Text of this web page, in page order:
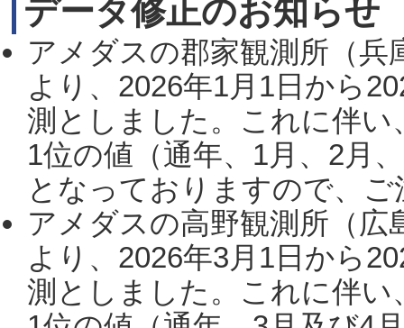
データ修正のお知らせ
アメダスの郡家観測所（
より、2026年1月1日から
測としました。これに伴い
1位の値（通年、1月、2月
となっておりますので、
アメダスの高野観測所（
より、2026年3月1日から
測としました。これに伴い